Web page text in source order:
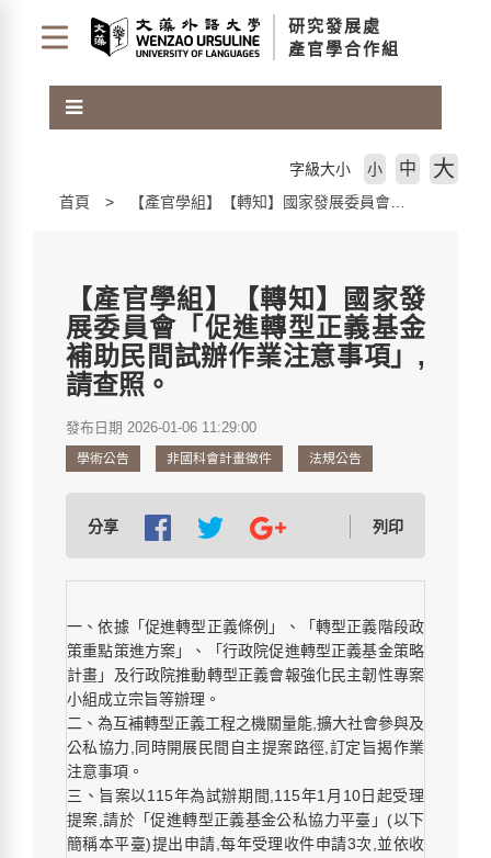
首頁
字級大小 小 中 大
【產官學組】【轉知】國家發
展委員會「促進轉型正義基金
補助民間試辦作業注意事項」,
請查照。
發布日期 2026-01-06 11:29:00
學術公告 非國科會計畫徵件 法規公告
分享 列印
一、依據「促進轉型正義條例」、「轉型正義階段政
策重點策進方案」、「行政院促進轉型正義基金策略
計畫」及行政院推動轉型正義會報強化民主韌性專案
小組成立宗旨等辦理。
二、為互補轉型正義工程之機關量能,擴大社會參與及
公私協力,同時開展民間自主提案路徑,訂定旨揭作業
注意事項。
三、旨案以115年為試辦期間,115年1月10日起受理
提案,請於「促進轉型正義基金公私協力平臺」(以下
簡稱本平臺)提出申請,每年受理收件申請3次,並依收
研究發展處
產官學合作組